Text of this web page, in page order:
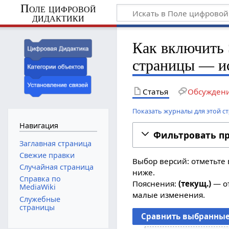
Поле цифровой
дидактики
Как включить
страницы —
Статья
Показать журналы для этой
Фильтровать
Выбор версий:
ниже.
Пояснения:(текущ.) —
малые изменения.
Навигация
Заглавная страница
Свежие правки
Случайная страница
Справка по
MediaWiki
Служебные
страницы